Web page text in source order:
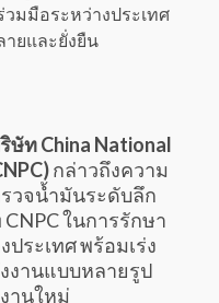
มมือระหว่างประเทศ
ยและยั่งยืน
ษัท China National
กล่าวถึงความ
วจน้ำมันระดับลึก
ในการรักษา
ระเทศ พร้อมเร่ง
งานแบบหลายรูป
านใหม่